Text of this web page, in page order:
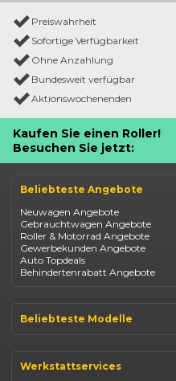
Preiswahrheit
Sofortige Verfügbarkeit
Ohne Anzahlung
Bundesweit verfügbar
Aktionswochenenden
Kaufen Sie einen Roller!
Besuchen Sie jetzt:
Beliebteste Angebote
Neuwagen Angebote
Gebrauchtwagen Angebote
Roller & Motorrad Angebote
Gewerbekunden Angebote
Auto Topdeals
Behindertenrabatt Angebote
Beliebteste Modelle
Opel Corsa
Werkstattservices